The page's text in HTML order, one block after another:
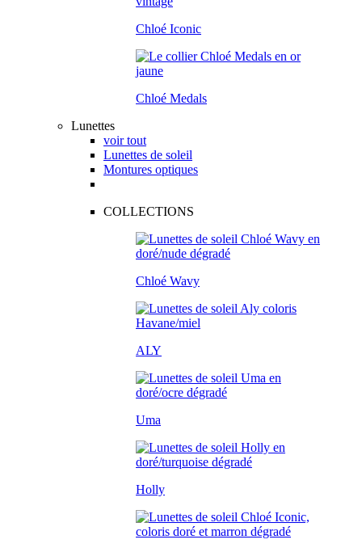
Chloé Iconic
Chloé Medals
Lunettes
voir tout
Lunettes de soleil
Montures optiques
COLLECTIONS
Chloé Wavy
ALY
Uma
Holly